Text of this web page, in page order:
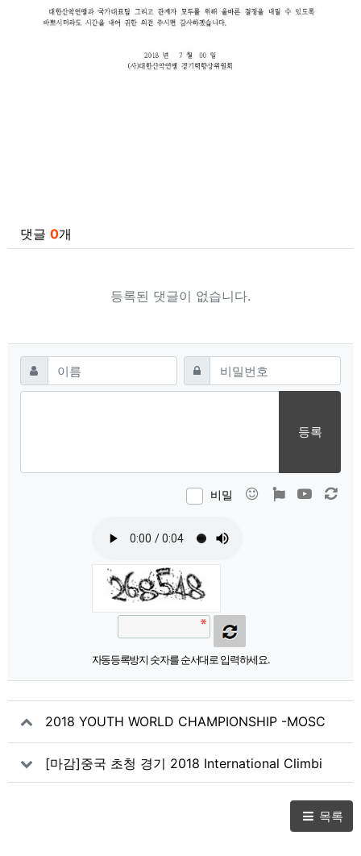
댓글 0개
등록된 댓글이 없습니다.
댓글쓰기
이름 필수 비밀번호필수
등록
비밀 이모티콘폰트어썸
동영상
자동등록방지 숫자를 순서대로 입력하세요.
2018 YOUTH WORLD CHAMPIONSHIP -MOSC
OW 대비 훈련 공고
[마감]중국 초청 경기 2018 International Climbi
ng Master Tournament (Delinha)
목록